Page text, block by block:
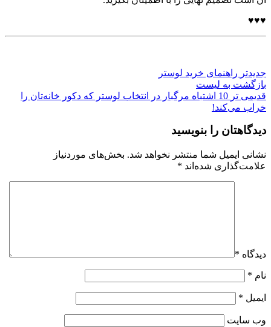
♥♥♥
جدیدتر راهنمای خرید لوستر
بازگشت به لیست
قدیمی تر
10 اشتباه مرگبار در انتخاب لوستر که دکور خانه‌تان را
خراب می‌کند!
دیدگاهتان را بنویسید
نشانی ایمیل شما منتشر نخواهد شد. بخش‌های موردنیاز
علامت‌گذاری شده‌اند *
دیدگاه *
نام *
ایمیل *
وب‌ سایت